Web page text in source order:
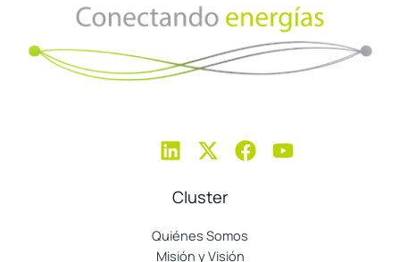
Cluster
Quiénes Somos
Misión y Visión